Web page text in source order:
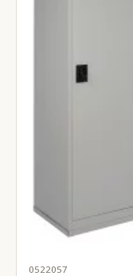
0522057